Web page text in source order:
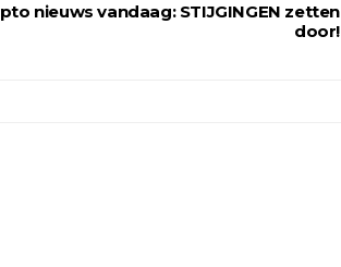
nieuws vandaag: STIJGINGEN zetten
door!